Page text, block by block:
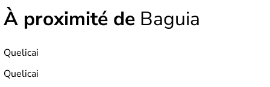
À proximité de Baguia
Quelicai
Quelicai